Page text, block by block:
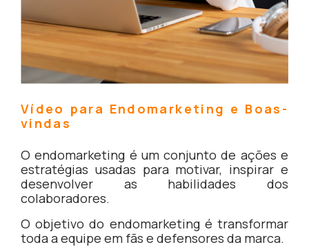
Vídeo para Endomarketing e Boas-
vindas
O endomarketing é um conjunto de ações e
estratégias usadas para motivar, inspirar e
desenvolver as habilidades dos
colaboradores.
O objetivo do endomarketing é transformar
toda a equipe em fãs e defensores da marca.